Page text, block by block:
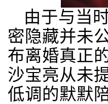
由于与当
密隐藏并未
布离婚真正
沙宝亮从未
低调的默默